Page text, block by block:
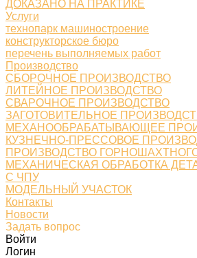
ДОКАЗАНО НА ПРАКТИКЕ
Услуги
технопарк машиностроение
конструкторское бюро
перечень выполняемых работ
Производство
СБОРОЧНОЕ ПРОИЗВОДСТВО
ЛИТЕЙНОЕ ПРОИЗВОДСТВО
СВАРОЧНОЕ ПРОИЗВОДСТВО
ЗАГОТОВИТЕЛЬНОЕ
МЕХАНООБРАБАТЫВАЮЩЕЕ
КУЗНЕЧНО-ПРЕССОВОЕ
ПРОИЗВОДСТВО
МЕХАНИЧЕСКАЯ ОБРАБОТКА
С ЧПУ
МОДЕЛЬНЫЙ УЧАСТОК
Контакты
Новости
Задать вопрос
Войти
Логин